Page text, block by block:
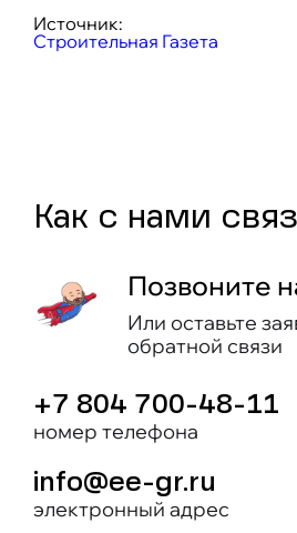
Источник:
Строительная Газета
Как c нами
Позвоните
Или оставьте
обратной связи
+7 804 700-48-11
номер телефона
info@ee-gr.ru
электронный адрес